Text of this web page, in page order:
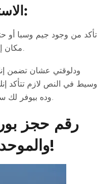
الاستفسار عن المرافق:
مكان إقامتك عشان تريح بالك من أول يوم.
ودلوقتي عشان تضمن
وسيط في النص لازم تتأكد
وده بيوفر لك سرعة في الرد واحترافية في التعامل.
رقم حجز
والموحد للحجز والاستفسار!